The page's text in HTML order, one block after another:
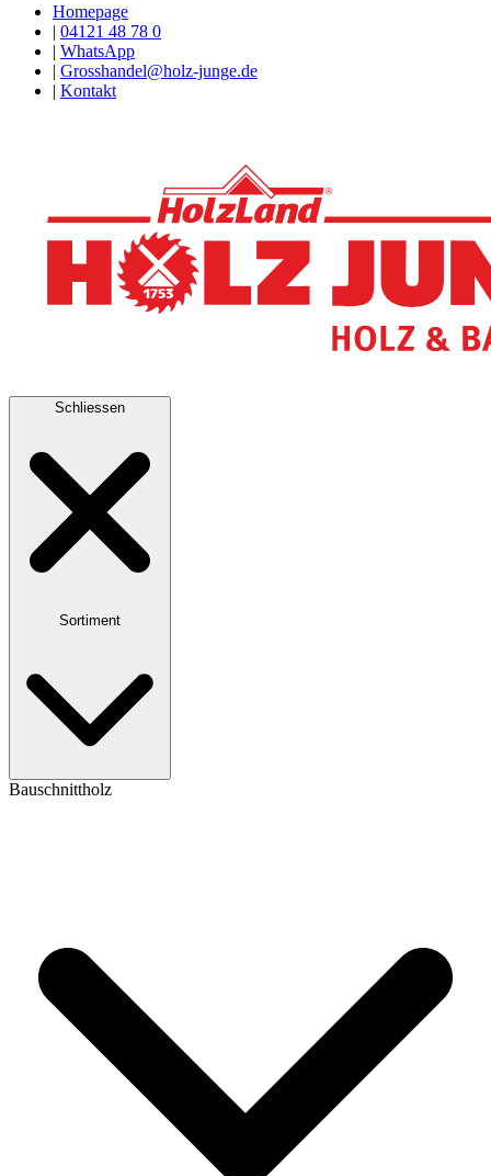
Homepage
| 04121 48 78 0
| WhatsApp
| Grosshandel@holz-junge.de
| Kontakt
Schliessen
Sortiment
Bauschnittholz